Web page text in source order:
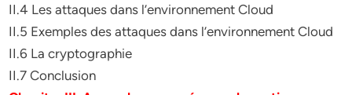
II.4 Les attaques dans l’environnement Cloud
II.5 Exemples des attaques dans l’environnement Cloud
II.6 La cryptographie
II.7 Conclusion